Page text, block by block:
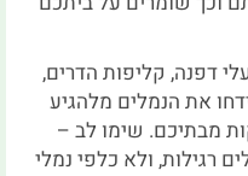
דפנה, קליפות הדרים,
את הנמלים מלהגיע
מבתיכם. שימו לב –
רגילות, ולא כלפי נמלי